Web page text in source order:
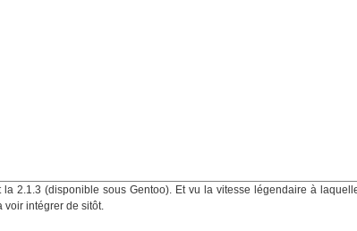
2.1.3 (disponible sous Gentoo). Et vu la vitesse légendaire à
voir intégrer de sitôt.